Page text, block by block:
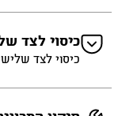
כיסוי לצד
כיסוי לצד שלישי